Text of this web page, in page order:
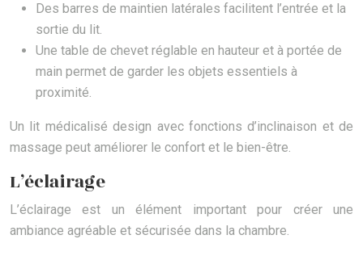
Des barres de maintien latérales facilitent l’entrée et la
sortie du lit.
Une table de chevet réglable en hauteur et à portée de
main permet de garder les objets essentiels à
proximité.
Un lit médicalisé design avec fonctions d’inclinaison et de
massage peut améliorer le confort et le bien-être.
L’éclairage
L’éclairage est un élément important pour créer une
ambiance agréable et sécurisée dans la chambre.